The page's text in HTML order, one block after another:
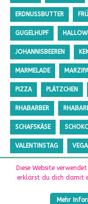
ERDNUSSBUTTER
GUGELHUPF
JOHANNISBEEREN
MARMELADE
PIZZA PLÄTZCHEN
RHABARBER
SCHAFSKÄSE
VALENTINSTAG
ZUCCHINI ZUCKERFREI
Diese Website
erklärst du dich damit
Mehr